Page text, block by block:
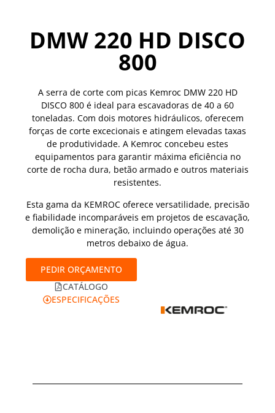
DMW 220 HD DISCO
800
A serra de corte com picas Kemroc DMW 220 HD
DISCO 800 é ideal para escavadoras de 40 a 60
toneladas. Com dois motores hidráulicos, oferecem
forças de corte excecionais e atingem elevadas taxas
de produtividade. A Kemroc concebeu estes
equipamentos para garantir máxima eficiência no
corte de rocha dura, betão armado e outros materiais
resistentes.
Esta gama da KEMROC oferece versatilidade, precisão
e fiabilidade incomparáveis em projetos de escavação,
demolição e mineração, incluindo operações até 30
metros debaixo de água.
PEDIR ORÇAMENTO
CATÁLOGO
ESPECIFICAÇÕES